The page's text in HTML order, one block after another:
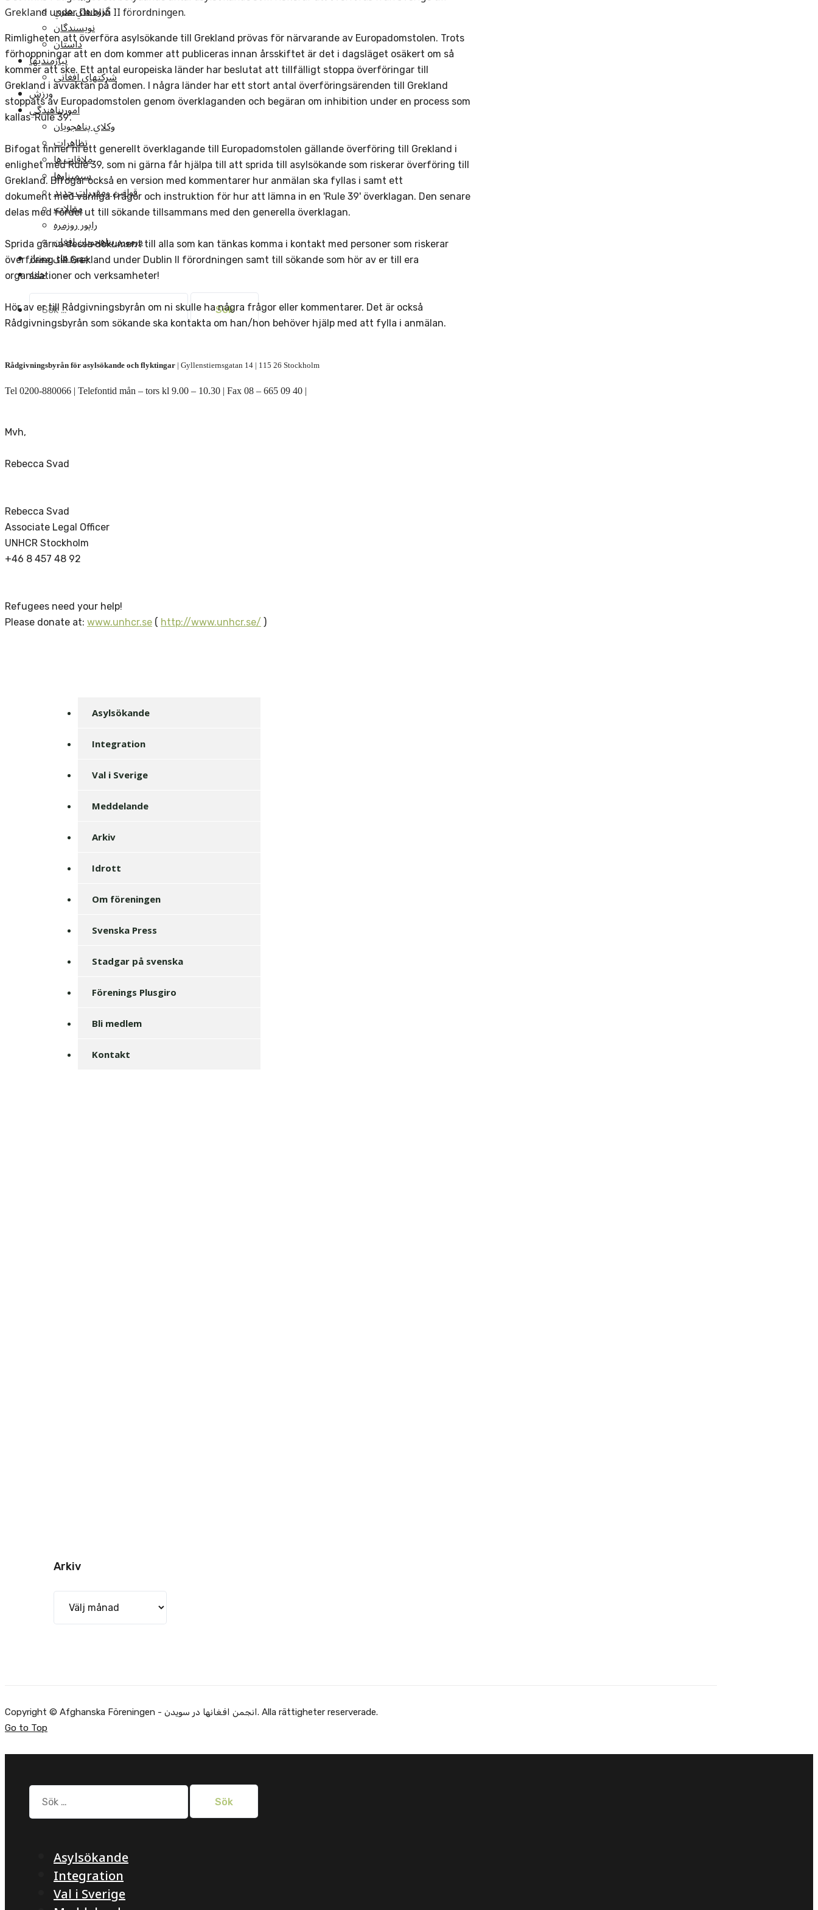
گروه هاي هنري
نويسندگان
داستان
نيازمنديها
شرکتهاي افغاني
ورزش
امورپناهندگي
وکلاي پناهجويان
تظاهرات
ملاقات ها
سيمينارها
قوانين ومقررات جديد
مقالات
راپور روزمره
درمورد پناهجويان افغان
چهره های ممتاز
خانه
efter:
Grekland under Dublin II förordningen.
Rimligheten att överföra asylsökande till Grekland prövas för närvarande av Europadomstolen. Trots
förhoppningar att en dom kommer att publiceras innan årsskiftet är det i dagsläget osäkert om så
kommer att ske. Ett antal europeiska länder har beslutat att tillfälligt stoppa överföringar till
Grekland i avvaktan på domen. I några länder har ett stort antal överföringsärenden till Grekland
stoppats av Europadomstolen genom överklaganden och begäran om inhibition under en process som
kallas 'Rule 39'.
Bifogat finner ni ett generellt överklagande till Europadomstolen gällande överföring till Grekland i
enlighet med Rule 39, som ni gärna får hjälpa till att sprida till asylsökande som riskerar överföring till
Grekland. Bifogar också en version med kommentarer hur anmälan ska fyllas i samt ett
dokument med vanliga frågor och instruktion för hur att lämna in en 'Rule 39' överklagan. Den senare
delas med fördel ut till sökande tillsammans med den generella överklagan.
Sprida gärna dessa dokument till alla som kan tänkas komma i kontakt med personer som riskerar
överföring till Grekland under Dublin II förordningen samt till sökande som hör av er till era
organisationer och verksamheter!
Hör av er till Rådgivningsbyrån om ni skulle ha några frågor eller kommentarer. Det är också
Rådgivningsbyrån som sökande ska kontakta om han/hon behöver hjälp med att fylla i anmälan.
Rådgivningsbyrån för asylsökande och flyktingar | Gyllenstiernsgatan 14 | 115 26 Stockholm
Tel 0200-880066 | Telefontid mån – tors kl 9.00 – 10.30 | Fax 08 – 665 09 40 |
Mvh,
Rebecca Svad
Rebecca Svad
Associate Legal Officer
UNHCR Stockholm
+46 8 457 48 92
Refugees need your help!
Please donate at: www.unhcr.se ( http://www.unhcr.se/ )
Asylsökande
Integration
Val i Sverige
Meddelande
Arkiv
Idrott
Om föreningen
Svenska Press
Stadgar på svenska
Förenings Plusgiro
Bli medlem
Kontakt
Arkiv
Copyright © Afghanska Föreningen - انجمن افغانها در سویدن. Alla rättigheter reserverade.
Go to Top
Sök
efter:
Asylsökande
Integration
Val i Sverige